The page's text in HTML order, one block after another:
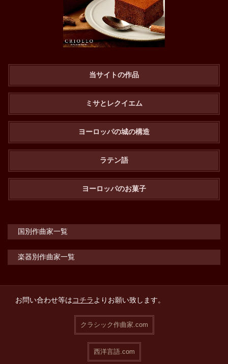
当サイトの作品
ミサとレクイエム
ヨーロッパの城の構造
ラテン語
ヨーロッパのお菓子
国別作曲家一覧
楽器別作曲家一覧
お問い合わせ等はコチラよりお願い致します。
クラシック作曲家.com
西洋言語.com